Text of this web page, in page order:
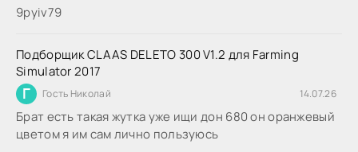
9руіv79
Подборщик CLAAS DELETO 300 V1.2 для Farming
Simulator 2017
Г Гость Николай 14.07.26
Брат есть такая жутка уже ищи дон 680 он оранжевый
цветом я им сам лично пользуюсь